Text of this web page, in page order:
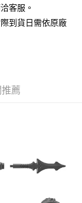
客服。
到貨日需依原廠
薦